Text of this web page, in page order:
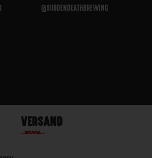
@SUDDENDEATHBREWING
VERSAND